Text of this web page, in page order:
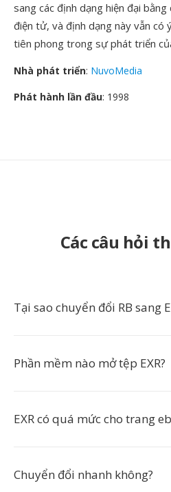
sang các định dạng hiện đại bằng
điện tử, và định dạng này vẫn có
tiên phong trong sự phát triển
Nhà phát triển: NuvoMedia
Phát hành lần đầu: 1998
Các câu hỏi
Tại sao chuyển đổi RB sang
Phần mềm nào mở tệp EXR?
EXR có quá mức cho trang
Chuyển đổi nhanh không?